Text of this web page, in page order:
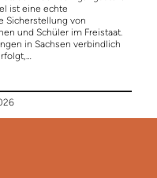
ist eine echte
Sicherstellung von
und Schüler im Freistaat.
in Sachsen verbindlich